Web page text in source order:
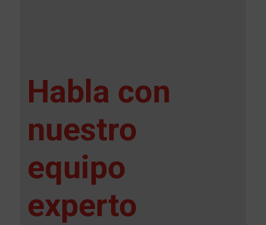
Habla con
nuestro
equipo
experto